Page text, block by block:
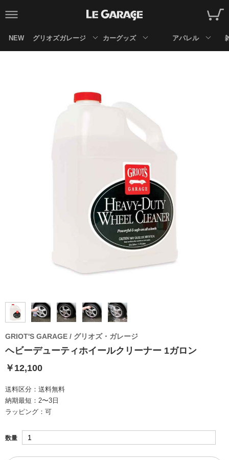
NEW グリオズガレージ カーグッズ アパレル
GRIOT'S GARAGE / グリオズ・ガレージ
ヘビーデューティホイールクリーナー 1ガロン
￥12,100
送料区分： 送料無料
納期最短： 2〜3日
ラッピング： 可
数量